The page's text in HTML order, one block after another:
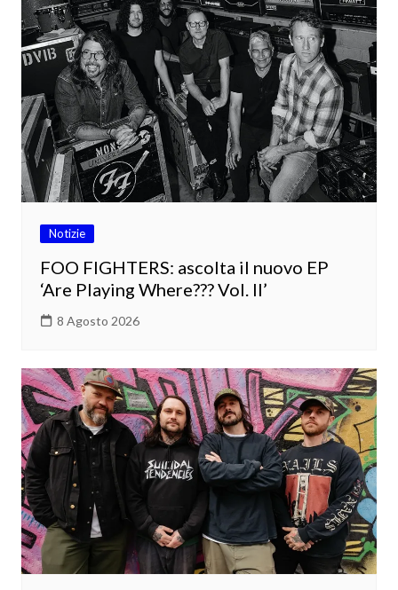
Notizie
FOO FIGHTERS: ascolta il nuovo EP
‘Are Playing Where??? Vol. II’
8 Agosto 2026